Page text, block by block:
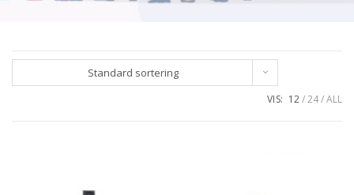
Standard sortering
VIS: 12 24 ALL